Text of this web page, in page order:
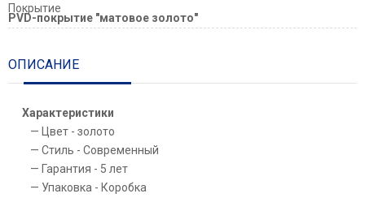
Покрытие
PVD-покрытие "матовое золото"
ОПИСАНИЕ
Характеристики
Цвет - золото
Стиль - Современный
Гарантия - 5 лет
Упаковка - Коробка